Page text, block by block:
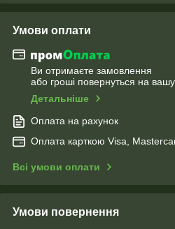
Умови оплати
Ви отримаєте замовлення
або гроші повернуться на вашу
Детальніше
Оплата на рахунок
Оплата карткою Visa,
Всі умови оплати
Умови повернення